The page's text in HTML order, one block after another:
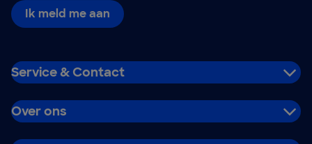
Ik meld me aan
Service & Contact
Over ons